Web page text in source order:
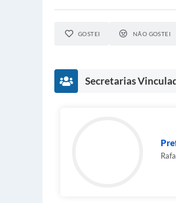
GOSTEI NÃO GOSTEI
Secretarias